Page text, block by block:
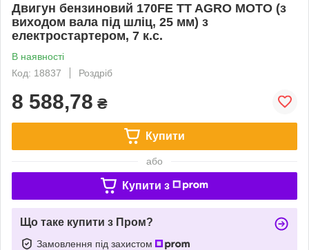
Двигун бензиновий 170FE TT AGRO MOTO (з
виходом вала під шліц, 25 мм) з
електростартером, 7 к.с.
В наявності
Код: 18837
Роздріб
8 588,78 ₴
Купити
або
Купити з
Що таке купити з Пром?
Замовлення під захистом